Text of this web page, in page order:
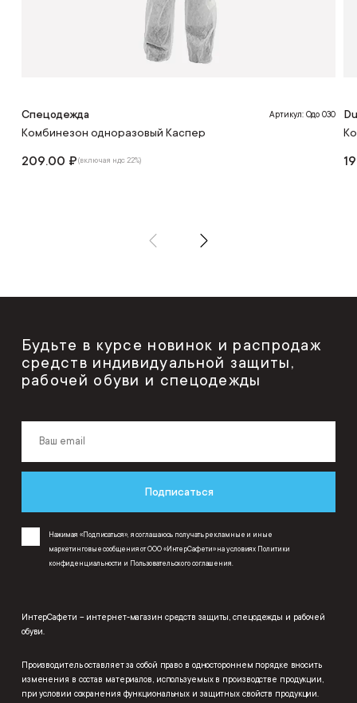
Спецодежда Артикул: Одо 030
Комбинезон одноразовый Каспер
209.00 ₽(включая ндс 22%)
Будьте в курсе новинок и распродаж
средств индивидуальной защиты,
рабочей обуви и спецодежды
Подписаться
Нажимая «Подписаться», я соглашаюсь получать рекламные и иные
маркетинговые сообщения от ООО «ИнтерСафети» на условиях Политики
конфиденциальности и Пользовательского соглашения
ИнтерСафети – интернет-магазин средств защиты, спецодежды и рабочей
обуви.
Производитель оставляет за собой право в одностороннем порядке вносить
изменения в состав материалов, используемых в производстве продукции,
при условии сохранения функциональных и защитных свойств продукции.